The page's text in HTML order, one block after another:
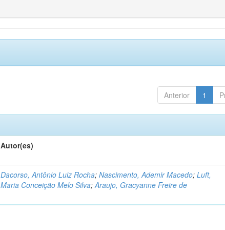
Anterior 1
Autor(es)
Dacorso, Antônio Luiz Rocha;Nascimento, Ademir Macedo;Luft,
Maria Conceição Melo Silva;Araujo, Gracyanne Freire de